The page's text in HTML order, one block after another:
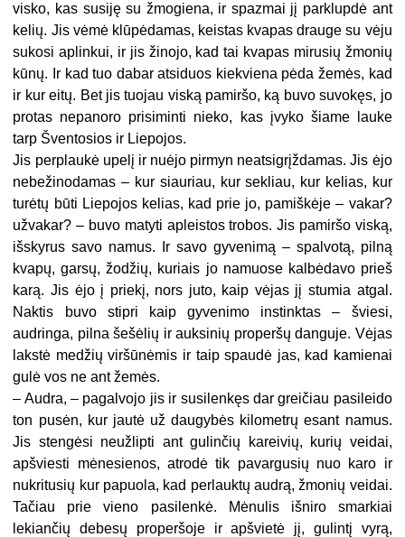
visko, kas susiję su žmogiena, ir spazmai jį parklupdė ant
kelių. Jis vėmė klūpėdamas, keistas kvapas drauge su vėju
sukosi aplinkui, ir jis žinojo, kad tai kvapas mirusių žmonių
kūnų. Ir kad tuo dabar atsiduos kiekviena pėda žemės, kad
ir kur eitų. Bet jis tuojau viską pamiršo, ką buvo suvokęs, jo
protas nepanoro prisiminti nieko, kas įvyko šiame lauke
tarp Šventosios ir Liepojos.
Jis perplaukė upelį ir nuėjo pirmyn neatsigrįždamas. Jis ėjo
nebežinodamas – kur siauriau, kur sekliau, kur kelias, kur
turėtų būti Liepojos kelias, kad prie jo, pamiškėje – vakar?
užvakar? – buvo matyti apleistos trobos. Jis pamiršo viską,
išskyrus savo namus. Ir savo gyvenimą – spalvotą, pilną
kvapų, garsų, žodžių, kuriais jo namuose kalbėdavo prieš
karą. Jis ėjo į priekį, nors juto, kaip vėjas jį stumia atgal.
Naktis buvo stipri kaip gyvenimo instinktas – šviesi,
audringa, pilna šešėlių ir auksinių properšų danguje. Vėjas
lakstė medžių viršūnėmis ir taip spaudė jas, kad kamienai
gulė vos ne ant žemės.
– Audra, – pagalvojo jis ir susilenkęs dar greičiau pasileido
ton pusėn, kur jautė už daugybės kilometrų esant namus.
Jis stengėsi neužlipti ant gulinčių kareivių, kurių veidai,
apšviesti mėnesienos, atrodė tik pavargusių nuo karo ir
nukritusių kur papuola, kad perlauktų audrą, žmonių veidai.
Tačiau prie vieno pasilenkė. Mėnulis išniro smarkiai
lekiančių debesų properšoje ir apšvietė jį, gulintį vyrą,